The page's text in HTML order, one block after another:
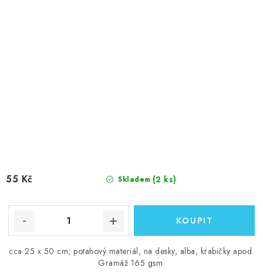
Skladem (2 ks)
55 Kč
cca 25 x 50 cm; potahový materiál, na desky, alba, krabičky apod.
Gramáž 165 gsm.